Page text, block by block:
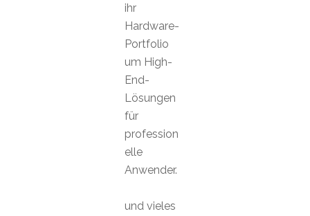
ihr
Hardware-
Portfolio
um High-
End-
Lösungen
für
profession
elle
Anwender.
und vieles